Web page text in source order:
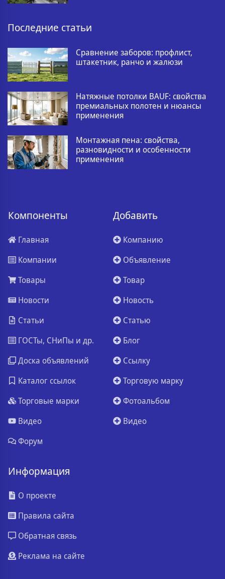
Последние статьи
Сравнение заборов: профлист,
штакетник, ранчо и жалюзи
Натяжные потолки BAUF: свойства
премиальных полотен и нюансы
применения
Монтажная пена: свойства,
разновидности и особенности
применения
Компоненты
Главная
Компании
Товары
Новости
Статьи
ГОСТы, СНиПы и др.
Доска объявлений
Каталог ссылок
Торговые марки
Видео
Форум
Добавить
Компанию
Объявление
Товар
Новость
Статью
Блог
Ссылку
Торговую марку
Фотоальбом
Видео
Информация
О проекте
Правила сайта
Обратная связь
Реклама на сайте